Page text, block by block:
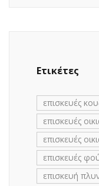
Ετικέτες
επισκευές
επισκευές
επισκευές
επισκευές
επισκευή